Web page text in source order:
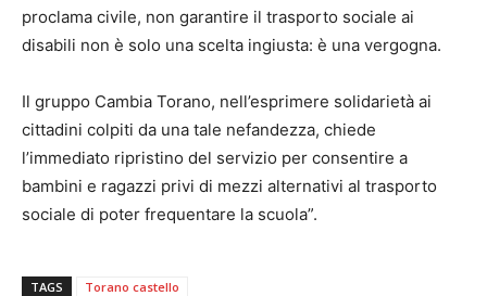
proclama civile, non garantire il trasporto sociale ai
disabili non è solo una scelta ingiusta: è una vergogna.
Il gruppo Cambia Torano, nell’esprimere solidarietà ai
cittadini colpiti da una tale nefandezza, chiede
l’immediato ripristino del servizio per consentire a
bambini e ragazzi privi di mezzi alternativi al trasporto
sociale di poter frequentare la scuola”.
TAGS Torano castello